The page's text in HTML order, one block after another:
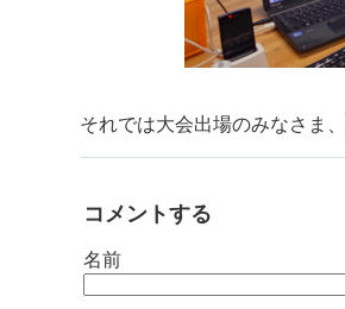
それでは大会出場のみなさま
コメントする
名前